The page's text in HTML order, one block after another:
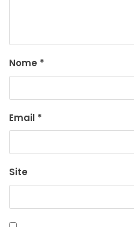
Nome *
Email *
Site